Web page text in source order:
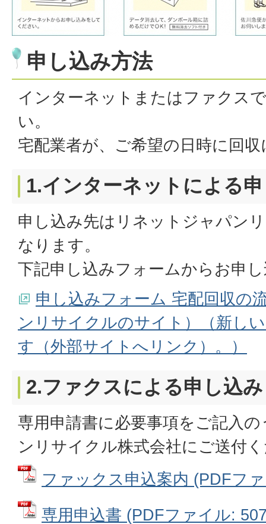
申し込み方法
インターネットまたはファクス
い。
宅配業者が、ご希望の日時に回
1.インターネットによる
申し込み先はリネットジャパン
なります。
下記申し込みフォームからお申
申し込みフォーム 宅配回収の
ンリサイクルのサイト）（新し
す（外部サイトへリンク）。）
2.ファクスによる申し込み
専用申請書に必要事項をご記入
ンリサイクル株式会社にご送付
ファックス申込案内 (PDFフ
専用申込書 (PDFファイル: